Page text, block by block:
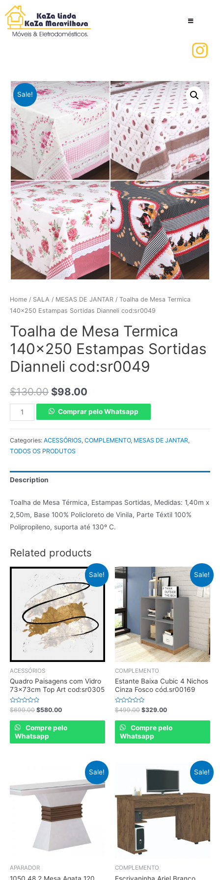
Sale!
Home / SALA / MESAS DE JANTAR / Toalha de Mesa Termica
140×250 Estampas Sortidas Dianneli cod:sr0049
Toalha de Mesa Termica
140×250 Estampas Sortidas
Dianneli cod:sr0049
$130.00 $98.00
Comprar pelo Whatsapp
Categories: ACESSÓRIOS, COMPLEMENTO, MESAS DE JANTAR,
TODOS OS PRODUTOS
Description
Toalha de Mesa Térmica, Estampas Sortidas, Medidas: 1,40m x
2,50m, Base 100% Policloreto de Vinila, Parte Téxtil 100%
Polipropileno, suporta até 130º C.
Related products
Sale!
ACESSÓRIOS
Quadro Paisagens com Vidro
73x73cm Top Art cod:sr0305
Rated
0
out
$699.00 $580.00
Compre pelo
Whatsapp
Sale!
COMPLEMENTO
Estante Baixa Cubic 4 Nichos
Cinza Fosco cód.sr00169
Rated
0
out
$499.00 $329.00
Compre pelo
Whatsapp
Sale!
APARADOR
Sale!
COMPLEMENTO